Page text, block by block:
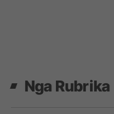
Nga Rubrika